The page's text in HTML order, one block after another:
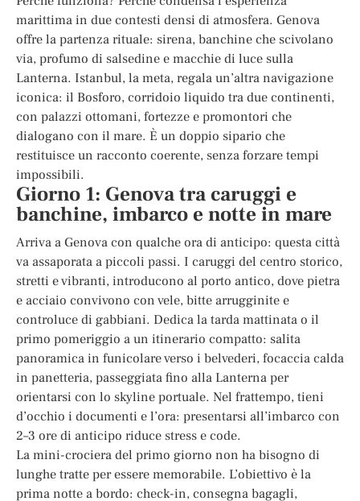
marittima in due contesti densi di atmosfera. Genova
offre la partenza rituale: sirena, banchine che scivolano
via, profumo di salsedine e macchie di luce sulla
Lanterna. Istanbul, la meta, regala un’altra navigazione
iconica: il Bosforo, corridoio liquido tra due continenti,
con palazzi ottomani, fortezze e promontori che
dialogano con il mare. È un doppio sipario che
restituisce un racconto coerente, senza forzare tempi
impossibili.
Giorno 1: Genova tra caruggi e
banchine, imbarco e notte in mare
Arriva a Genova con qualche ora di anticipo: questa città
va assaporata a piccoli passi. I caruggi del centro storico,
stretti e vibranti, introducono al porto antico, dove pietra
e acciaio convivono con vele, bitte arrugginite e
controluce di gabbiani. Dedica la tarda mattinata o il
primo pomeriggio a un itinerario compatto: salita
panoramica in funicolare verso i belvederi, focaccia calda
in panetteria, passeggiata fino alla Lanterna per
orientarsi con lo skyline portuale. Nel frattempo, tieni
d’occhio i documenti e l’ora: presentarsi all’imbarco con
2–3 ore di anticipo riduce stress e code.
La mini-crociera del primo giorno non ha bisogno di
lunghe tratte per essere memorabile. L’obiettivo è la
prima notte a bordo: check-in, consegna bagagli,